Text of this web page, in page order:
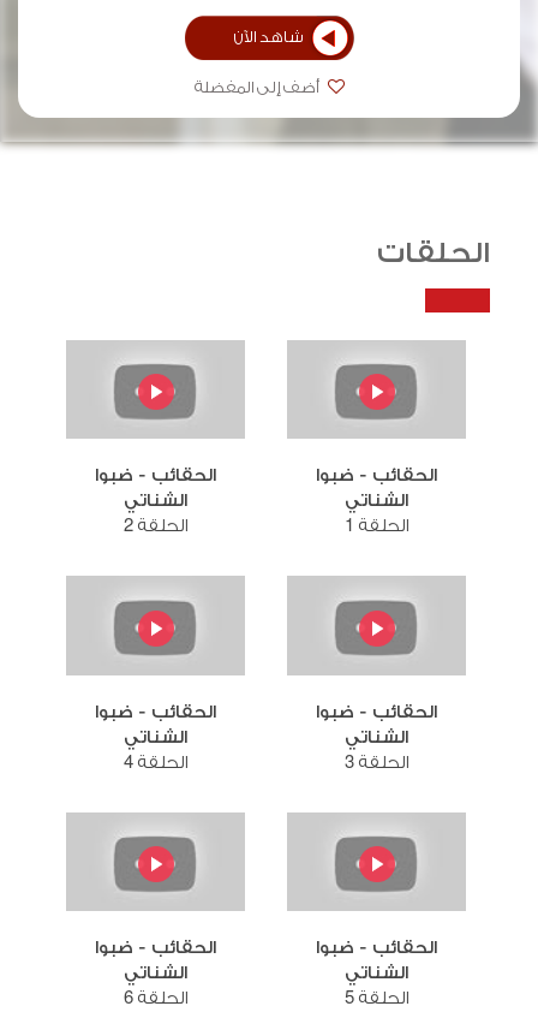
شاهد الآن
أضف إلى المفضلة
الحلقات
الحقائب - ضبوا
الشناتي
الحلقة 1
الحقائب - ضبوا
الشناتي
الحلقة 2
الحقائب - ضبوا
الشناتي
الحلقة 3
الحقائب - ضبوا
الشناتي
الحلقة 4
الحقائب - ضبوا
الشناتي
الحلقة 5
الحقائب - ضبوا
الشناتي
الحلقة 6